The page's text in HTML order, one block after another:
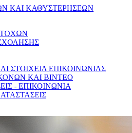
ΚΑΙ ΚΑΘΥΣΤΕΡΗΣΕΩΝ
ΣΤΟΙΧΕΙΑ ΕΠΙΚΟΙΝΩΝΙΑΣ
ΚΑΙ ΒΙΝΤΕΟ
- ΕΠΙΚΟΙΝΩΝΙΑ